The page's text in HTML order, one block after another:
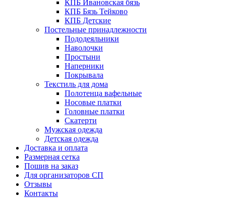
КПБ Ивановская бязь
КПБ Бязь Тейково
КПБ Детские
Постельные принадлежности
Пододеяльники
Наволочки
Простыни
Наперники
Покрывала
Текстиль для дома
Полотенца вафельные
Носовые платки
Головные платки
Скатерти
Мужская одежда
Детская одежда
Доставка и оплата
Размерная сетка
Пошив на заказ
Для организаторов СП
Отзывы
Контакты